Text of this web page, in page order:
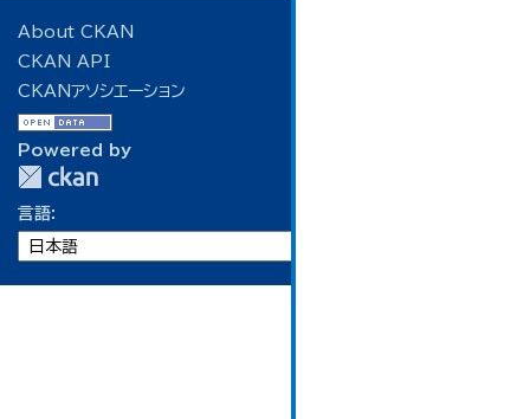
About CKAN
CKAN API
CKANアソシエーション
Powered by
言語